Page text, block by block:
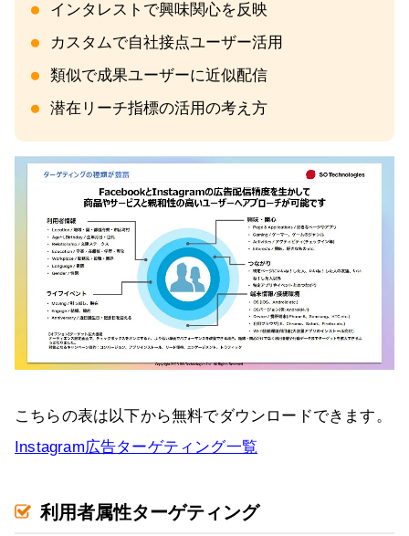
インタレストで興味関心を反映
カスタムで自社接点ユーザー活用
類似で成果ユーザーに近似配信
潜在リーチ指標の活用の考え方
こちらの表は以下から無料でダウンロードできます。
Instagram広告ターゲティング一覧
利用者属性ターゲティング